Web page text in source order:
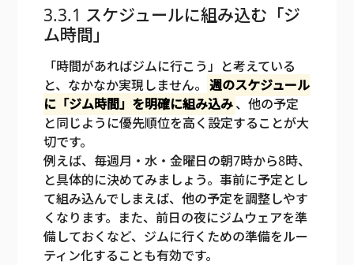
3.3.1 スケジュールに組み込む「ジ
ム時間」
「時間があればジムに行こう」と考えている
と、なかなか実現しません。 週のスケジュール
に「ジム時間」を明確に組み込み、他の予定
と同じように優先順位を高く設定することが大
切です。
例えば、毎週月・水・金曜日の朝7時から8時、
と具体的に決めてみましょう。事前に予定とし
て組み込んでしまえば、他の予定を調整しやす
くなります。また、前日の夜にジムウェアを準
備しておくなど、ジムに行くための準備をルー
ティン化することも有効です。